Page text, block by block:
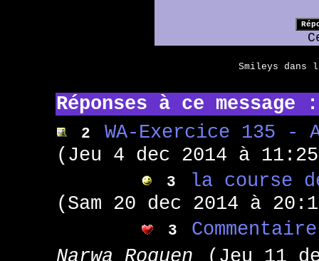
Smileys dans
Réponses à ce message :
2
WA-Exercice 135 -
(Jeu 4 dec 2014 à
3
la course
(Sam 20 dec 2014 à
3
Narwa Roquen
(Jeu 11